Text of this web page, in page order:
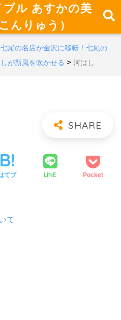
ル あすかの美
んりゅう）
七尾の名店が金沢に移転！七尾の
が新風を吹かせる > 河はし
てブ LINE Pocket
て